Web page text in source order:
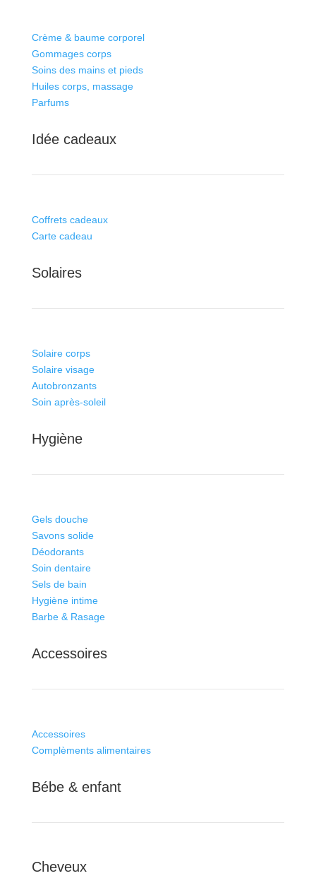
Crème & baume corporel
Gommages corps
Soins des mains et pieds
Huiles corps, massage
Parfums
Idée cadeaux
Coffrets cadeaux
Carte cadeau
Solaires
Solaire corps
Solaire visage
Autobronzants
Soin après-soleil
Hygiène
Gels douche
Savons solide
Déodorants
Soin dentaire
Sels de bain
Hygiène intime
Barbe & Rasage
Accessoires
Accessoires
Complèments alimentaires
Bébe & enfant
Cheveux